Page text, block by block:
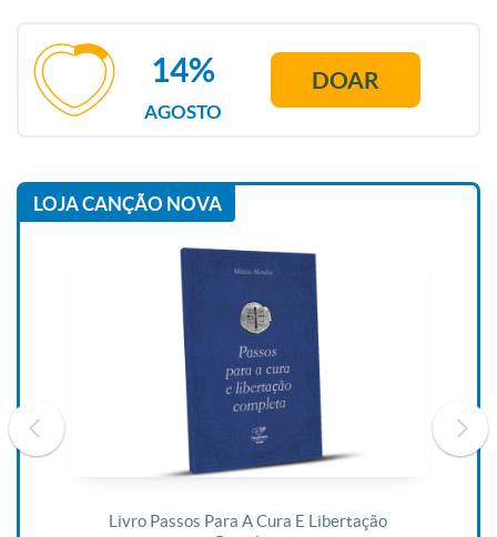
AGOSTO
14% DOAR
LOJA CANÇÃO NOVA
Livro Passos Para A Cura E Libertação